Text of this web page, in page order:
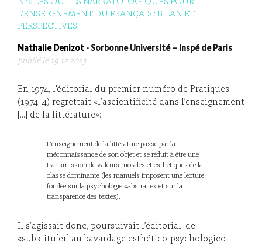
N°6 LES OUTILS NARRATOLOGIQUES POUR
L'ENSEIGNEMENT DU FRANÇAIS : BILAN ET
PERSPECTIVES
Nathalie Denizot - Sorbonne Université – Inspé de Paris
publié le 19.12.2023
En 1974, l’éditorial du premier numéro de Pratiques
(1974: 4) regrettait «l’ascientificité dans l’enseignement
[…] de la littérature»:
L’enseignement de la littérature passe par la
méconnaissance de son objet et se réduit à être une
transmission de valeurs morales et esthétiques de la
classe dominante (les manuels imposent une lecture
fondée sur la psychologie «abstraite» et sur la
transparence des textes).
Il s’agissait donc, poursuivait l’éditorial, de
«substitu[er] au bavardage esthético-psychologico-